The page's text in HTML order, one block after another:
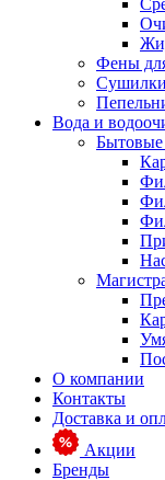
Фены
Вода и
О компании
Контакты
Доставка и
Акции
Бренды